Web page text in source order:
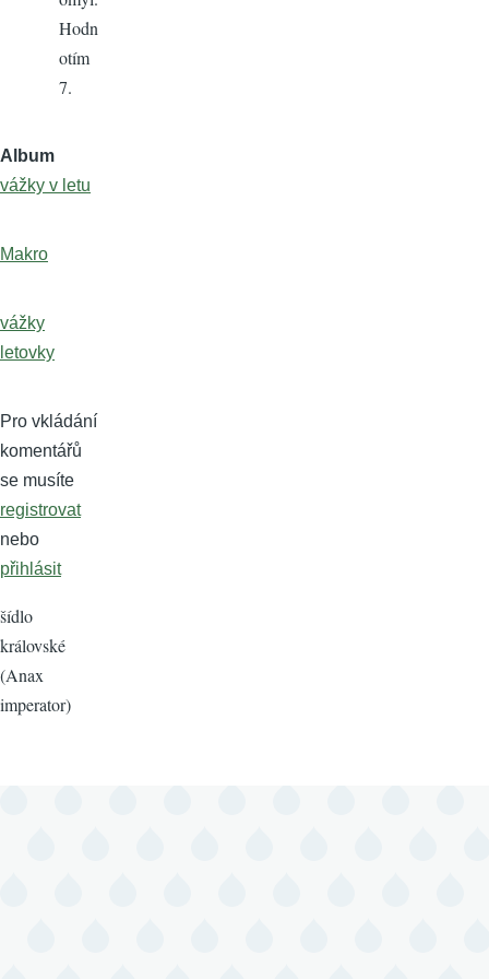
Hodn
otím
7.
Album
vážky v letu
Makro
vážky
letovky
Pro vkládání
komentářů
se musíte
registrovat
nebo
přihlásit
šídlo
královské
(Anax
imperator)